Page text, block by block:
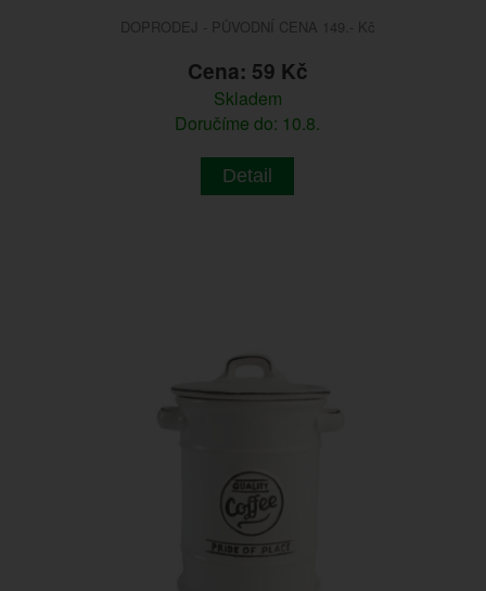
DOPRODEJ - PŮVODNÍ CENA 149.- Kč
Cena: 59 Kč
Skladem
Doručíme do: 10.8.
Detail